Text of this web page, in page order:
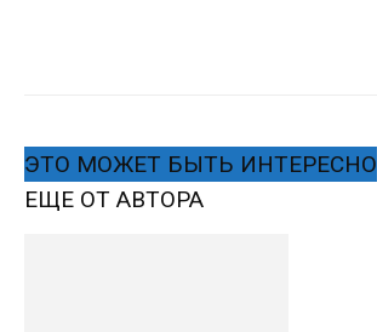
ЭТО МОЖЕТ БЫТЬ ИНТЕРЕСНО
ЕЩЕ ОТ АВТОРА